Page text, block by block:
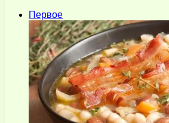
Первое